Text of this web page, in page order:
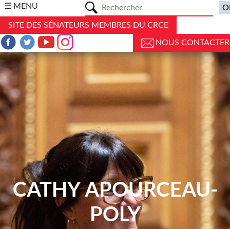
☰ MENU
SITE DES SÉNATEURS MEMBRES DU CRCE
NOUS CONTACTER
CATHY APOURCEAU-
POLY